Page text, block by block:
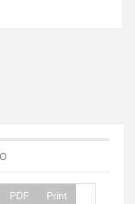
PDF Print